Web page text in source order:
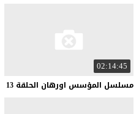
02:14:45
مسلسل المؤسس اورهان الحلقة 13